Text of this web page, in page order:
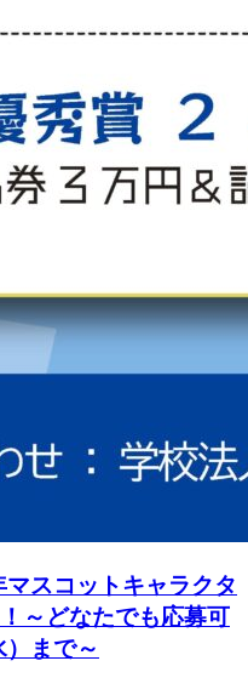
スコットキャラクタ
～どなたでも応募可
まで～